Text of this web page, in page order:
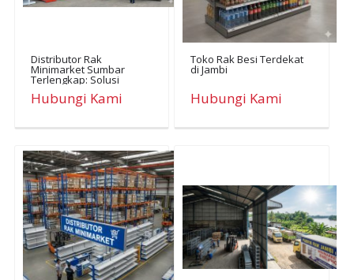
Distributor Rak
Minimarket Sumbar
Terlengkap: Solusi
Hemat Biaya
Hubungi Kami
Toko Rak Besi Terdekat
di Jambi
Hubungi Kami